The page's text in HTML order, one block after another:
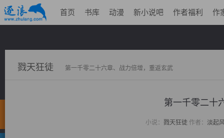
首页 书库 动漫 新小说吧 作者福利 作
戮天狂徒 第一千零二十六章、战力倍增，重返玄武
第一千零二十
小说： 戮天狂徒作者： 淡起